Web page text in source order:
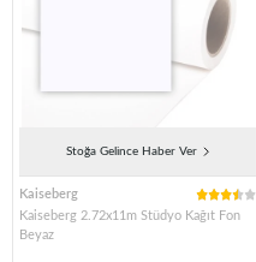
Stoğa Gelince Haber Ver
Kaiseberg
Kaiseberg 2.72x11m Stüdyo Kağıt Fon
Beyaz